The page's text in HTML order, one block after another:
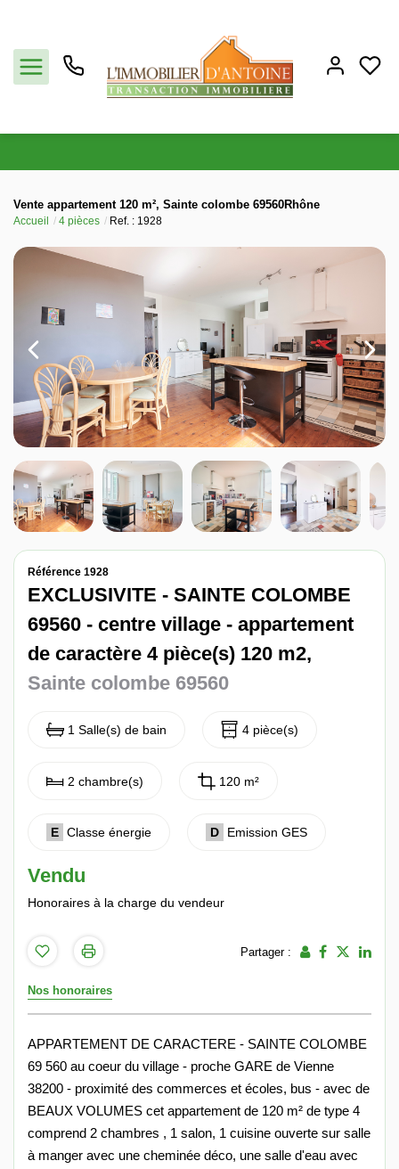
Vendre
Estimation
Notre agence
Partenaires
Nos avis
Contact
Vente appartement 120 m², Sainte colombe 69560Rhône
Accueil 4 pièces Ref. : 1928
Référence 1928
EXCLUSIVITE - SAINTE COLOMBE
69560 - centre village - appartement
de caractère 4 pièce(s) 120 m2,
Sainte colombe 69560
1 Salle(s) de bain 4 pièce(s)
2 chambre(s) 120 m²
E Classe énergie D Emission GES
Vendu
Honoraires à la charge du vendeur
Partager :
Nos honoraires
APPARTEMENT DE CARACTERE - SAINTE COLOMBE
69 560 au coeur du village - proche GARE de Vienne
38200 - proximité des commerces et écoles, bus - avec de
BEAUX VOLUMES cet appartement de 120 m² de type 4
comprend 2 chambres , 1 salon, 1 cuisine ouverte sur salle
à manger avec une cheminée déco, une salle d'eau avec